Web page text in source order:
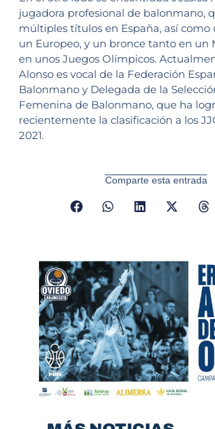
jugadora profesional de balonmano,
múltiples títulos en España, así como
un Europeo, y un bronce tanto en un
en unos Juegos Olímpicos.
Alonso es vocal de la Federación
Balonmano y Delegada de la
Femenina de Balonmano, que ha
recientemente la clasificación a los
2021.
Comparte esta entrada